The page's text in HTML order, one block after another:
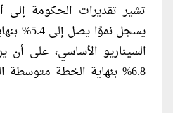
تشير تقديرات الحكومة إلى
يسجل نموًا
السيناريو الأساسي، على أن